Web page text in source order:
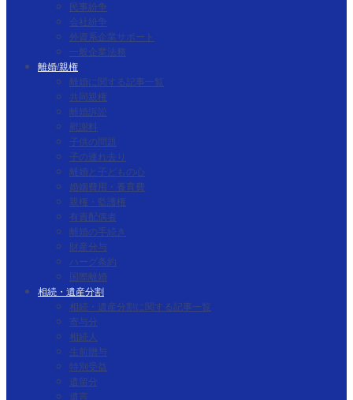
民事紛争
会社紛争
外資系企業サポート
一般企業法務
離婚/親権
離婚に関する記事一覧
共同親権
離婚訴訟
慰謝料
子供の問題
子の連れ去り
離婚と子どもの心
婚姻費用・養育費
親権・監護権
有責配偶者
離婚の手続き
財産分与
ハーグ条約
国際離婚
相続・遺産分割
相続・遺産分割に関する記事一覧
寄与分
相続人
生前贈与
特別受益
遺留分
遺言